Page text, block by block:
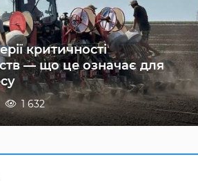
критичності
— що це означає для
1 632